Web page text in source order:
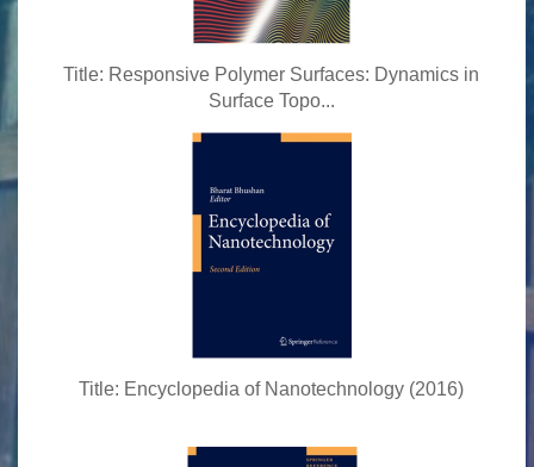
Title: Responsive Polymer Surfaces: Dynamics in
Surface Topo...
Title: Encyclopedia of Nanotechnology (2016)